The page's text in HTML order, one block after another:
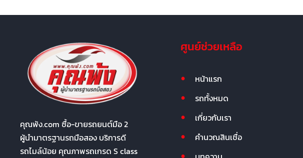
คุณพ้ง.com ซื้อ-ขายรถยนต์มือ 2
ผู้นำมาตรฐานรถมือสอง บริการดี
รถไมล์น้อย คุณภาพรถเกรด S class
ศูนย์ช่วยเหลือ
หน้าแรก
รถทั้งหมด
เกี่ยวกับเรา
คำนวณสินเชื่อ